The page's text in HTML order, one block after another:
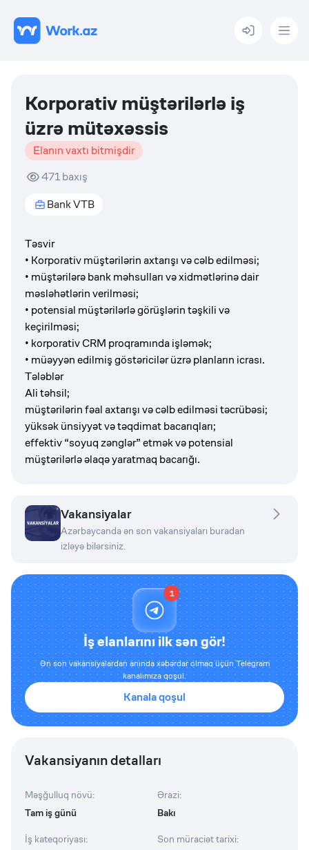
Menu
Korporativ müştərilərlə iş
üzrə mütəxəssis
Elanın vaxtı bitmişdir
471baxış
Bank VTB
Təsvir
• Korporativ müştərilərin axtarışı və cəlb edilməsi;
• müştərilərə bank məhsulları və xidmətlərinə dair
məsləhətlərin verilməsi;
• potensial müştərilərlə görüşlərin təşkili və
keçirilməsi;
• korporativ CRM proqramında işləmək;
• müəyyən edilmiş göstəricilər üzrə planların icrası.
Tələblər
Ali təhsil;
müştərilərin fəal axtarışı və cəlb edilməsi təcrübəsi;
yüksək ünsiyyət və təqdimat bacarıqları;
effektiv “soyuq zənglər” etmək və potensial
müştərilərlə əlaqə yaratmaq bacarığı.
Vakansiyalar
Azərbaycanda ən son vakansiyaları buradan
izləyə bilərsiniz.
1
İş elanlarını ilk sən gör!
Ən son vakansiyalardan anında xəbərdar olmaq üçün Telegram
kanalımıza qoşul.
Kanala qoşul
Vakansiyanın detalları
Məşğulluq növü:
Tam iş günü
Ərazi:
Bakı
İş kateqoriyası:
Son müraciət tarixi: